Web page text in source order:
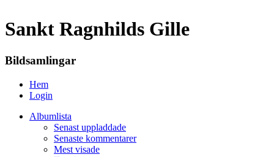
Sankt Ragnhilds Gille
Bildsamlingar
Hem
Login
Albumlista
Senast uppladdade
Senaste kommentarer
Mest visade